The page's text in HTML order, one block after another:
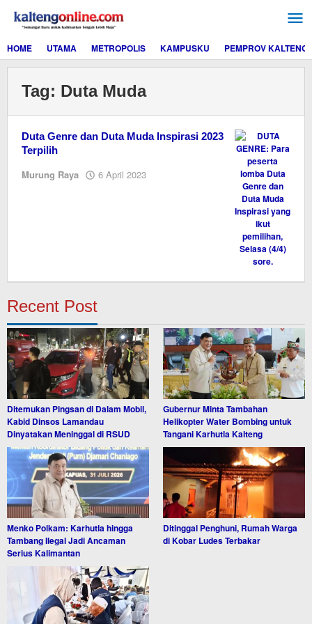
konten
HOME
UTAMA METROPOLIS KAMPUSKU PEMPROV KALTENG
Tag: Duta Muda
Duta Genre dan Duta Muda Inspirasi 2023
Terpilih
Murung Raya 6 April 2023
Recent Post
Ditemukan Pingsan di Dalam Mobil,
Kabid Dinsos Lamandau
Dinyatakan Meninggal di RSUD
Gubernur Minta Tambahan
Helikopter Water Bombing untuk
Tangani Karhutla Kalteng
Menko Polkam: Karhutla hingga
Tambang Ilegal Jadi Ancaman
Serius Kalimantan
Ditinggal Penghuni, Rumah Warga
di Kobar Ludes Terbakar